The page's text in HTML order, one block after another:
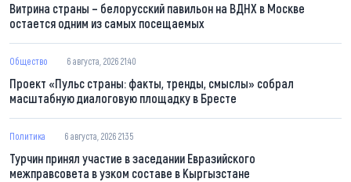
Витрина страны – белорусский павильон на ВДНХ в Москве
остается одним из самых посещаемых
Общество 6 августа, 2026 21:40
Проект «Пульс страны: факты, тренды, смыслы» собрал
масштабную диалоговую площадку в Бресте
Политика 6 августа, 2026 21:35
Турчин принял участие в заседании Евразийского
межправсовета в узком составе в Кыргызстане